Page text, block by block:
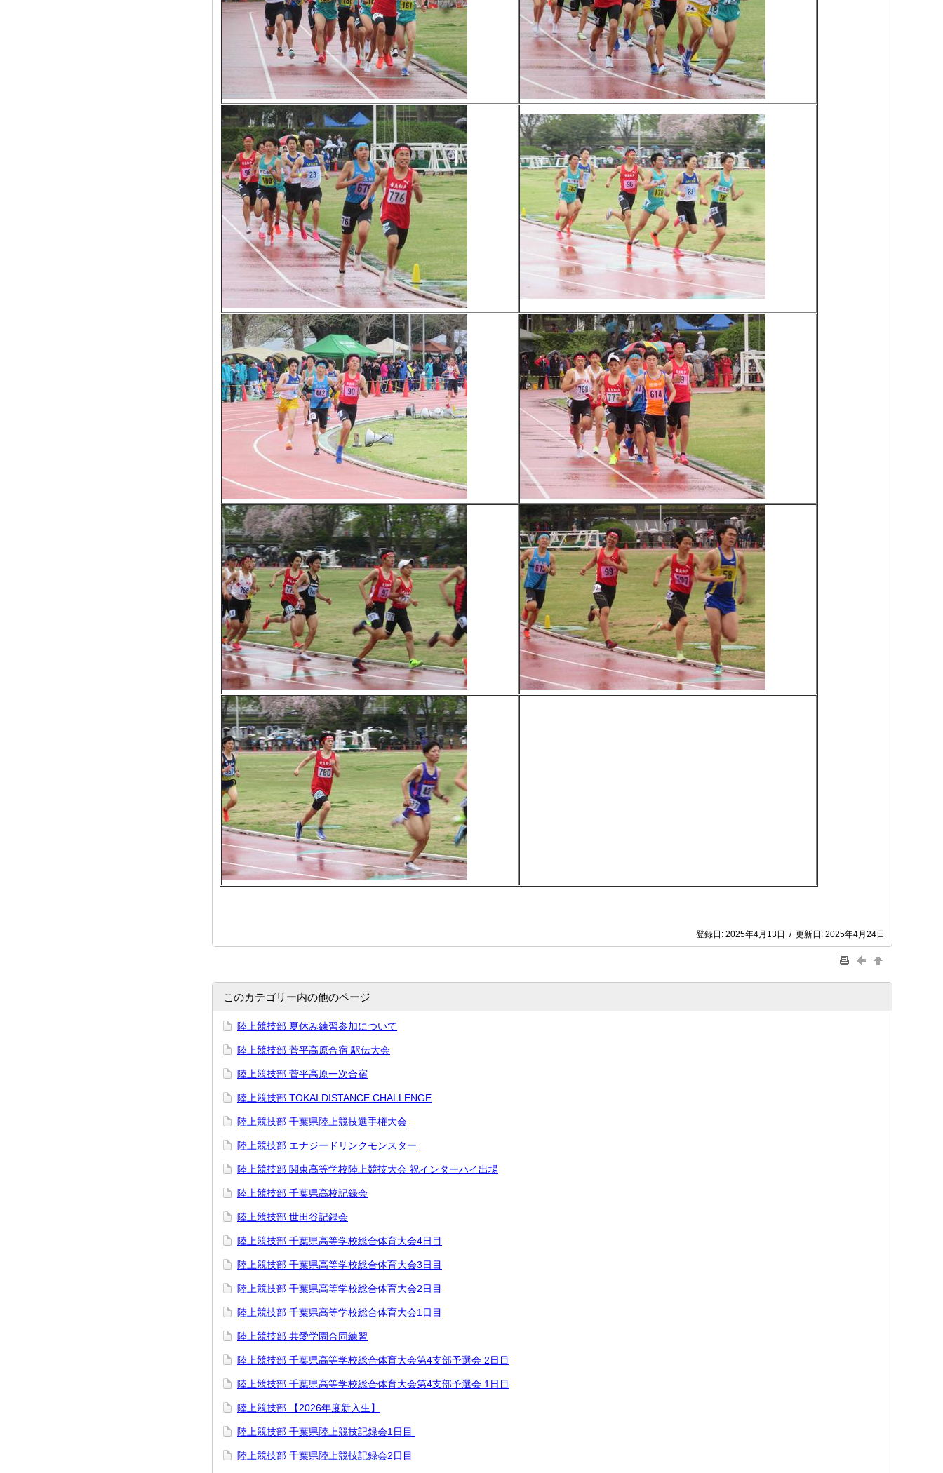
登録日: 2025年4月13日 / 更新日: 2025年4月24日
このカテゴリー内の他のページ
陸上競技部 夏休み練習参加について
陸上競技部 菅平高原合宿 駅伝大会
陸上競技部 菅平高原一次合宿
陸上競技部 TOKAI DISTANCE CHALLENGE
陸上競技部 千葉県陸上競技選手権大会
陸上競技部 エナジードリンクモンスター
陸上競技部 関東高等学校陸上競技大会 祝インターハイ出場
陸上競技部 千葉県高校記録会
陸上競技部 世田谷記録会
陸上競技部 千葉県高等学校総合体育⁡大会4日目
陸上競技部 千葉県高等学校総合体育⁡大会3日目
陸上競技部 千葉県高等学校総合体育⁡大会2日目
陸上競技部 千葉県高等学校総合体育⁡大会1日目
陸上競技部 共愛学園合同練習
陸上競技部 千葉県高等学校総合体育⁡大会第4支部予選会 2日目
陸上競技部 千葉県高等学校総合体育⁡大会第4支部予選会 1日目
陸上競技部 【2026年度新入生】
陸上競技部 千葉県陸上競技記録会1日目 ⁡
陸上競技部 ⁡千葉県陸上競技記録会2日目 ⁡